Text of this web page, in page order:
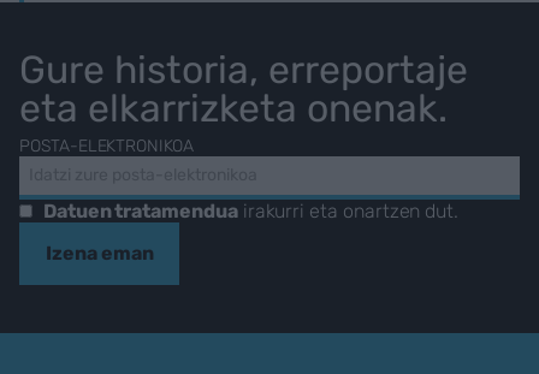
Gure historia, erreportaje
eta elkarrizketa onenak.
POSTA-ELEKTRONIKOA
Datuen tratamenduairakurri eta onartzen dut.
Izena eman